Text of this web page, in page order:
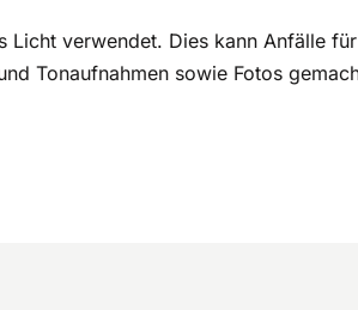
verwendet. Dies kann Anfälle
Tonaufnahmen sowie Fotos